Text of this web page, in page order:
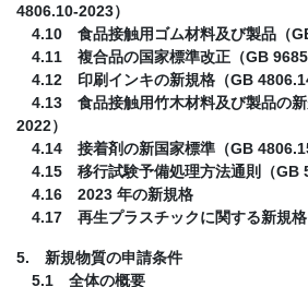
4806.10-2023）
4.10 食品接触用ゴム材料及び製品（
4.11 複合品の国家標準改正（GB 9685-
4.12 印刷インキの新規格（GB
4.13 食品接触用竹木材料及び製品の
2022）
4.14 接着剤の新国家標準（GB
4.15 移行試験予備処理方法通則（GB
4.16 2023 年の新規格
4.17 再生プラスチックに関する新規格
5. 新規物質の申請条件
5.1 全体の概要